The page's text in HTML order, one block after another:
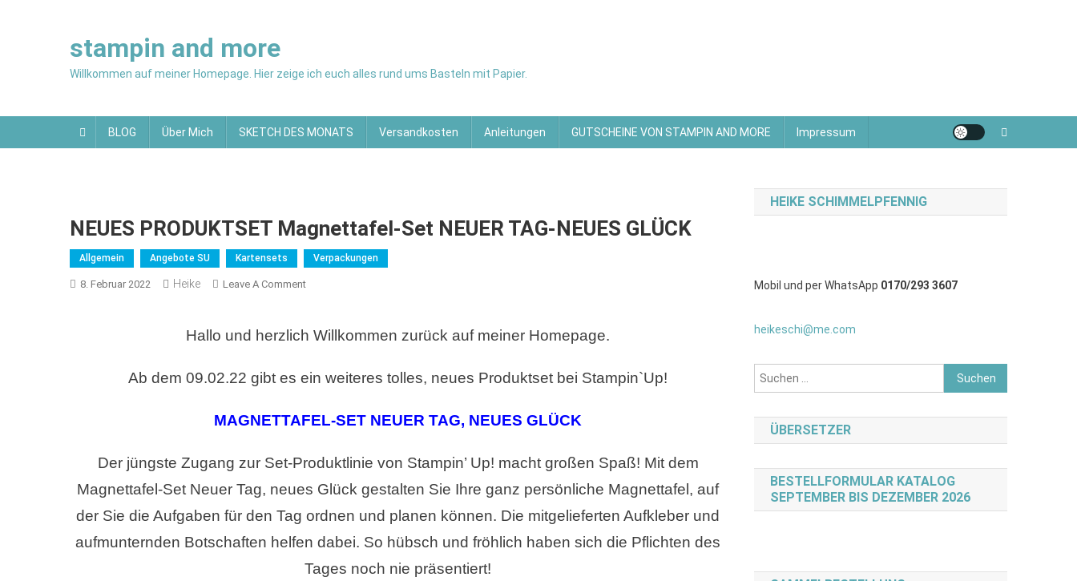
stampin and more
Willkommen auf meiner Homepage. Hier zeige ich euch alles rund ums Basteln mit Papier.
BLOG Über Mich SKETCH DES MONATS Versandkosten Anleitungen GUTSCHEINE VON STAMPIN AND MORE Impressum
NEUES PRODUKTSET Magnettafel-Set NEUER TAG-NEUES GLÜCK
Allgemein Angebote SU Kartensets Verpackungen
8. Februar 2022 Heike Leave A CommentOn
Magnettafel-
NEUER
NEUES
Hallo und herzlich Willkommen zurück auf meiner Homepage.
Ab dem 09.02.22 gibt es ein weiteres tolles, neues Produktset bei Stampin`Up!
MAGNETTAFEL-SET NEUER TAG, NEUES GLÜCK
Der jüngste Zugang zur Set-Produktlinie von Stampin’ Up! macht großen Spaß! Mit dem
Magnettafel-Set Neuer Tag, neues Glück gestalten Sie Ihre ganz persönliche Magnettafel, auf
der Sie die Aufgaben für den Tag ordnen und planen können. Die mitgelieferten Aufkleber und
aufmunternden Botschaften helfen dabei. So hübsch und fröhlich haben sich die Pflichten des
Tages noch nie präsentiert!
HEIKE SCHIMMELPFENNIG
Mobil und per WhatsApp 0170/293 3607
heikeschi@me.com
Suchen
nach:
ÜBERSETZER
BESTELLFORMULAR KATALOG
SEPTEMBER BIS DEZEMBER 2026